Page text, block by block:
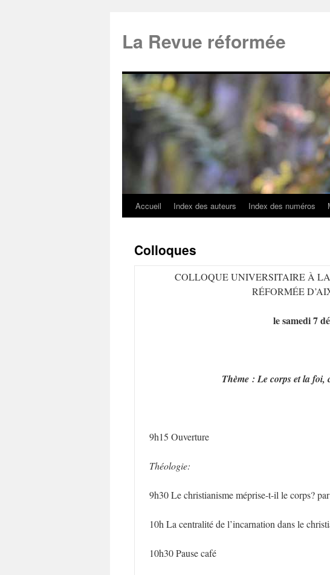
La Revue réformée
Accueil Index des auteurs Index des numéros
Colloques
COLLOQUE UNIVERSITAIRE À
RÉFORMÉE
le samedi 7
Thème : Le corps et la foi,
9h15 Ouverture
Théologie:
9h30 Le christianisme méprise-t-il le corps?
10h La centralité de l’incarnation dans le
10h30 Pause café